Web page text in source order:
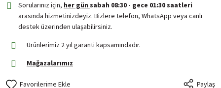
Sorularınız için, her gün sabah 08:30 - gece 01:30 saatleri
arasında hizmetinizdeyiz. Bizlere telefon, WhatsApp veya canlı
destek üzerinden ulaşabilirsiniz.
Ürünlerimiz 2 yıl garanti kapsamındadır.
Mağazalarımız
Paylaş